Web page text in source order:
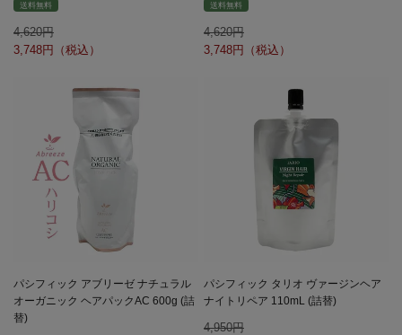
送料無料
4,620
3,748
送料無料
4,620
3,748
パシフィック アブリーゼ ナチュラル
オーガニック ヘアパックAC 600g (詰
替)
パシフィック タリオ ヴァージンヘア
ナイトリペア 110mL (詰替)
4,950